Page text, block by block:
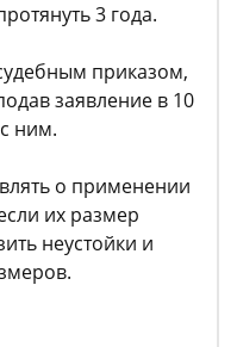
3 года.
приказом,
заявление в 10
ним.
о применении
их размер
неустойки и